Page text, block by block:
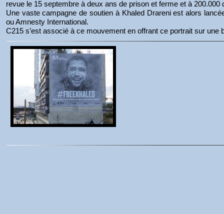
revue le 15 septembre à deux ans de prison et ferme et à 200.000
Une vaste campagne de soutien à Khaled Drareni est alors
ou Amnesty International.
C215 s’est associé à ce mouvement en offrant ce portrait sur une